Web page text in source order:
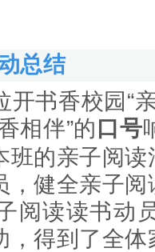
总结
书香校园“亲
相伴”的口号
班的亲子阅
健全亲子阅
读读书动
，得到了全